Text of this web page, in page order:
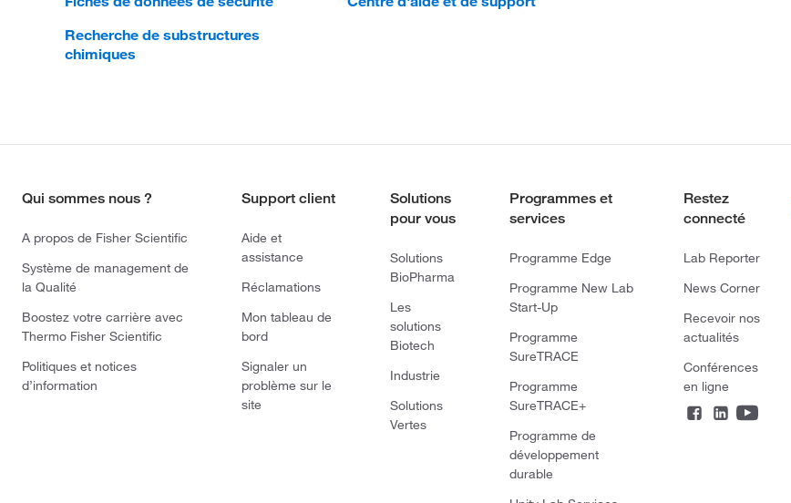
Recherche de substructures
chimiques
Qui sommes nous ?
A propos de Fisher Scientific
Système de management de
la Qualité
Boostez votre carrière avec
Thermo Fisher Scientific
Politiques et notices
d’information
Support client
Aide et
assistance
Réclamations
Mon tableau de
bord
Signaler un
problème sur le
site
Solutions
pour vous
Solutions
BioPharma
Les
solutions
Biotech
Industrie
Solutions
Vertes
Programmes et
services
Programme Edge
Programme New Lab
Start-Up
Programme
SureTRACE
Programme
SureTRACE+
Programme de
développement
durable
Restez
connecté
Lab Reporter
News Corner
Recevoir nos
actualités
Conférences
en ligne